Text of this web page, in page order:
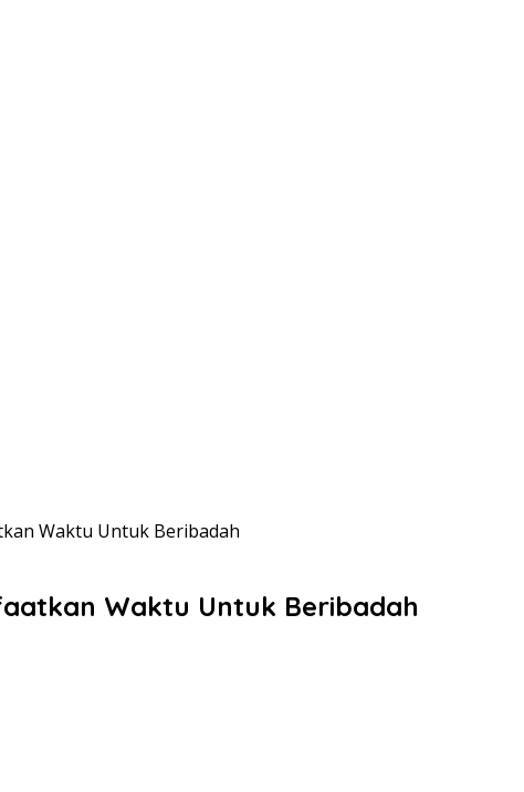
Waktu Untuk Beribadah
Waktu Untuk Beribadah